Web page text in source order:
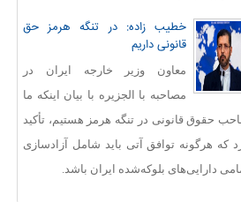
خطیب زاده: در تنگه هرمز حق
قانونی داریم
معاون وزیر خارجه ایران در
مصاحبه با الجزیره با بیان اینکه ما
حقوق قانونی در تنگه هرمز هستیم، تأکید
که هرگونه توافق آتی باید شامل آزادسازی
دارایی‌های بلوکه‌شده ایران باشد.